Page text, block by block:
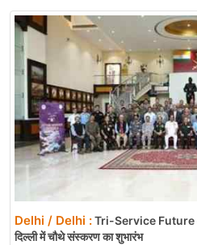
Delhi / Delhi :Tri-Service Future
दिल्ली में चौथे संस्करण का शुभारंभ